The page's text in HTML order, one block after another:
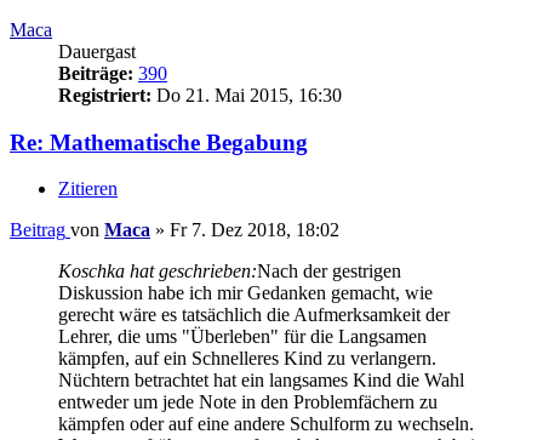
Maca
Dauergast
Beiträge: 390
Registriert: Do 21. Mai 2015, 16:30
Re: Mathematische Begabung
Zitieren
Beitrag von Maca » Fr 7. Dez 2018, 18:02
Koschka hat geschrieben:Nach der gestrigen
Diskussion habe ich mir Gedanken gemacht, wie
gerecht wäre es tatsächlich die Aufmerksamkeit der
Lehrer, die ums "Überleben" für die Langsamen
kämpfen, auf ein Schnelleres Kind zu verlangern.
Nüchtern betrachtet hat ein langsames Kind die Wahl
entweder um jede Note in den Problemfächern zu
kämpfen oder auf eine andere Schulform zu wechseln.